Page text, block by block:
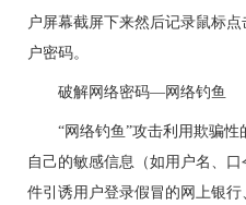
户屏幕截屏下来然后记录鼠标
户密码。
破解网络密码—网络钓鱼
“网络钓鱼”攻击利用欺骗
自己的敏感信息（如用户名、
件引诱用户登录假冒的网上银